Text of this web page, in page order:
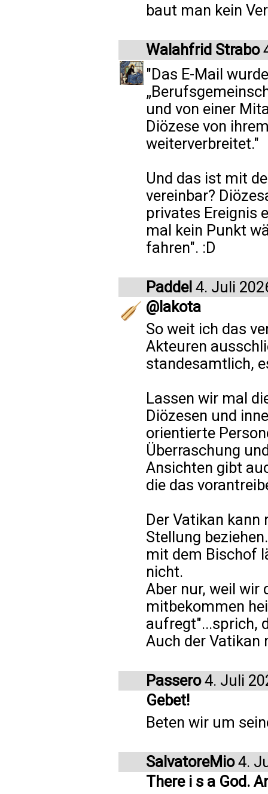
baut man kein
Walahfrid Strabo
"Das E-Mail
und von einer
Diözese von
weiterverbreitet."
Und das ist mit
vereinbar?
privates Ereignis
mal kein Punkt
fahren". :D
Paddel 4. Juli
@lakota
So weit ich das
Akteuren
standesamtlich,
Lassen wir mal
Diözesen und
orientierte
Überraschung
Ansichten gibt
die das
Der Vatikan
Stellung
mit dem Bischof
nicht.
Aber nur, weil
mitbekommen
aufregt"...sprich,
Auch der
Passero4. Juli
Gebet!
Beten wir um
SalvatoreMio4.
There i s a God.